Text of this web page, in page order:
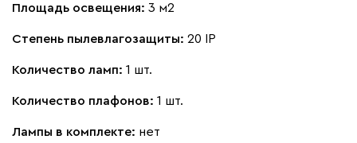
Площадь освещения: 3 м2
Степень пылевлагозащиты: 20 IP
Количество ламп: 1 шт.
Количество плафонов: 1 шт.
Лампы в комплекте: нет